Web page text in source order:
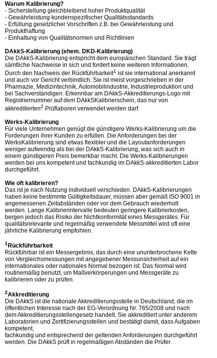
Warum Kalibrierung?
- Sicherstellung gleichbleibend hoher Produktqualität
- Gewährleistung kundenspezifischer Qualitätsstandards
- Erfüllung gesetzlicher Vorschriften z.B. bei Gewährleistung und
Produkthaftung
- Einhaltung von Qualitätsnormen und Richtlinien
DAkkS-Kalibrierung (ehem. DKD-Kalibrierung)
Die DAkkS-Kalibrierung entspricht dem europäischen Standard. Sie trägt
sämtliche Nachweise in sich und fordert keine weiteren Informationen.
Durch den Nachweis der Rückführbarkeit1 ist sie international anerkannt
und auch vor Gericht verbindlich. Sie ist meist vorgeschrieben in der
Pharmazie, Medizintechnik, Automobilindustrie, Industrieproduktion und
bei Sachverständigen. Erkennbar am DAkkS-Akkreditierungs-Logo mit
Registriernummer auf dem DAkkSKalibrierschein, das nur von
akkreditierten2 Prüflaboren verwendet werden darf.
Werks-Kalibrierung
Für viele Unternehmen genügt die günstigere Werks-Kalibrierung um die
Forderungen ihrer Kunden zu erfüllen. Die Anforderungen bei der
WerksKalibrierung sind etwas flexibler und die Layoutanforderungen
weniger aufwendig als bei der DAkkS-Kalibrierung, was sich auch in
einem günstigeren Preis bemerkbar macht. Die Werks-Kalibrierungen
werden bei uns kompetent und fachkundig im DAkkS-akkreditierten Labor
durchgeführt.
Wie oft kalibrieren?
Das ist je nach Nutzung individuell verschieden. DAkkS-Kalibrierungen
haben keine bestimmte Gültigkeitsdauer, müssen aber gemäß ISO 9001 in
angemessenen Zeitabständen oder vor dem Gebrauch wiederholt
werden. Lange Kalibrierintervalle bedeuten geringere Kalibrierkosten,
bergen jedoch das Risiko der Nichtkonformität eines Messgerätes. Für
qualitätsrelevante und regelmäßig verwendete Messmittel wird oft eine
jährliche Kalibrierung empfohlen.
1Rückführbarkeit
Rückführbar ist ein Messergebnis, das durch eine ununterbrochene Kette
von Vergleichsmessungen mit angegebener Messunsicherheit auf ein
internationales oder nationales Normal bezogen ist. Das Normal wird
routinemäßig benutzt, um Maßverkörperungen und Messgeräte zu
kalibrieren oder zu prüfen.
2Akkreditierung
Die DAkkS ist die nationale Akkreditierungsstelle in Deutschland, die im
öffentlichen Interesse nach der EG-Verordnung Nr. 765/2008 und nach
dem Akkreditierungsstellengesetz handelt. Sie akkreditiert unter anderem
Laboratorien und Zertifizierungsstellen und bestätigt damit, dass Aufgaben
kompetent,
fachkundig und entsprechend der geltenden Anforderungen durchgeführt
werden. Die DAkkS prüft in regelmäßigen Abständen die Prüfer.